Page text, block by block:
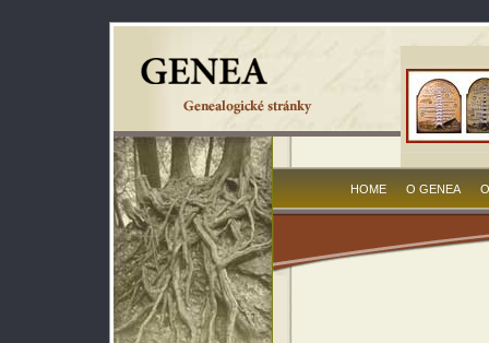
HOME O GENEA